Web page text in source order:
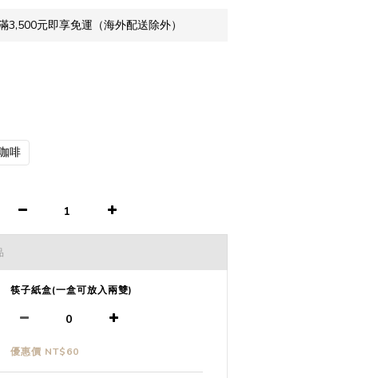
3,500元即享免運（海外配送除外）
啡
筷子紙盒(一盒可放入兩雙)
優惠價 NT$60